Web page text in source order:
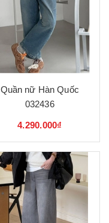
Quần nữ Hàn Quốc
032436
4.290.000₫